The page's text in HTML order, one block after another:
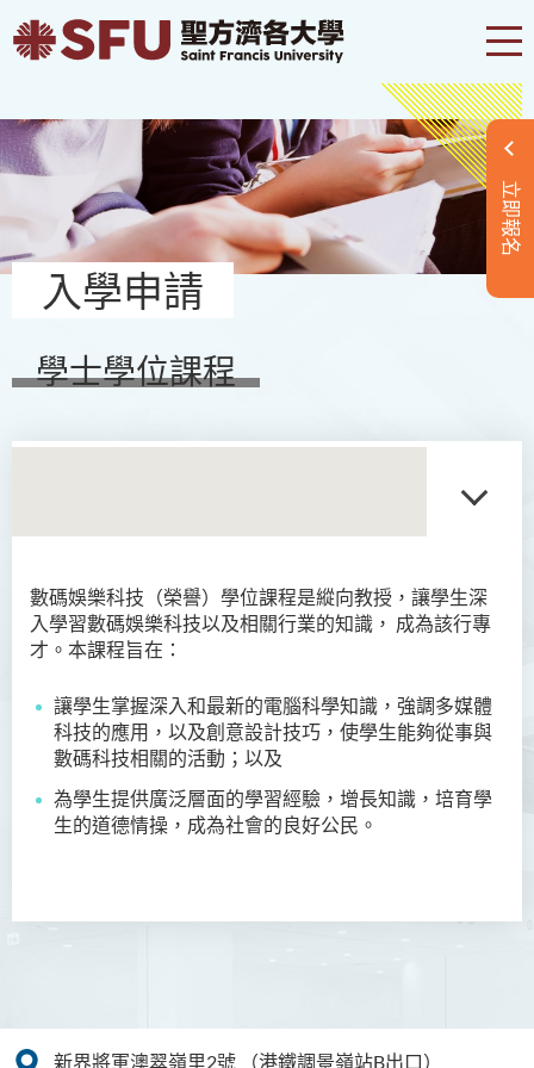
立即報名
入學申請
學士學位課程
數碼娛樂科技（榮譽）學位課程是縱向教授，讓學生深
入學習數碼娛樂科技以及相關行業的知識， 成為該行專
才。本課程旨在：
讓學生掌握深入和最新的電腦科學知識，強調多媒體
科技的應用，以及創意設計技巧，使學生能夠從事與
數碼科技相關的活動；以及
為學生提供廣泛層面的學習經驗，增長知識，培育學
生的道德情操，成為社會的良好公民。
語言及文化（榮譽）文學士
翻譯科技（榮譽）文學士
工商管理（榮譽）學士
工商管理(榮譽)酒店及旅遊
管理應用學士
新界將軍澳翠嶺里2號
（港鐵調景嶺站B出口）